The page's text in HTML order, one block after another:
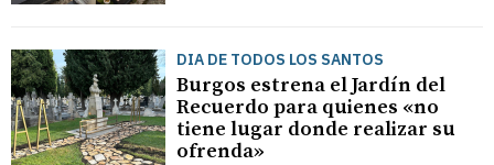
DIA DE TODOS LOS SANTOS
Burgos estrena el Jardín del
Recuerdo para quienes «no
tiene lugar donde realizar su
ofrenda»